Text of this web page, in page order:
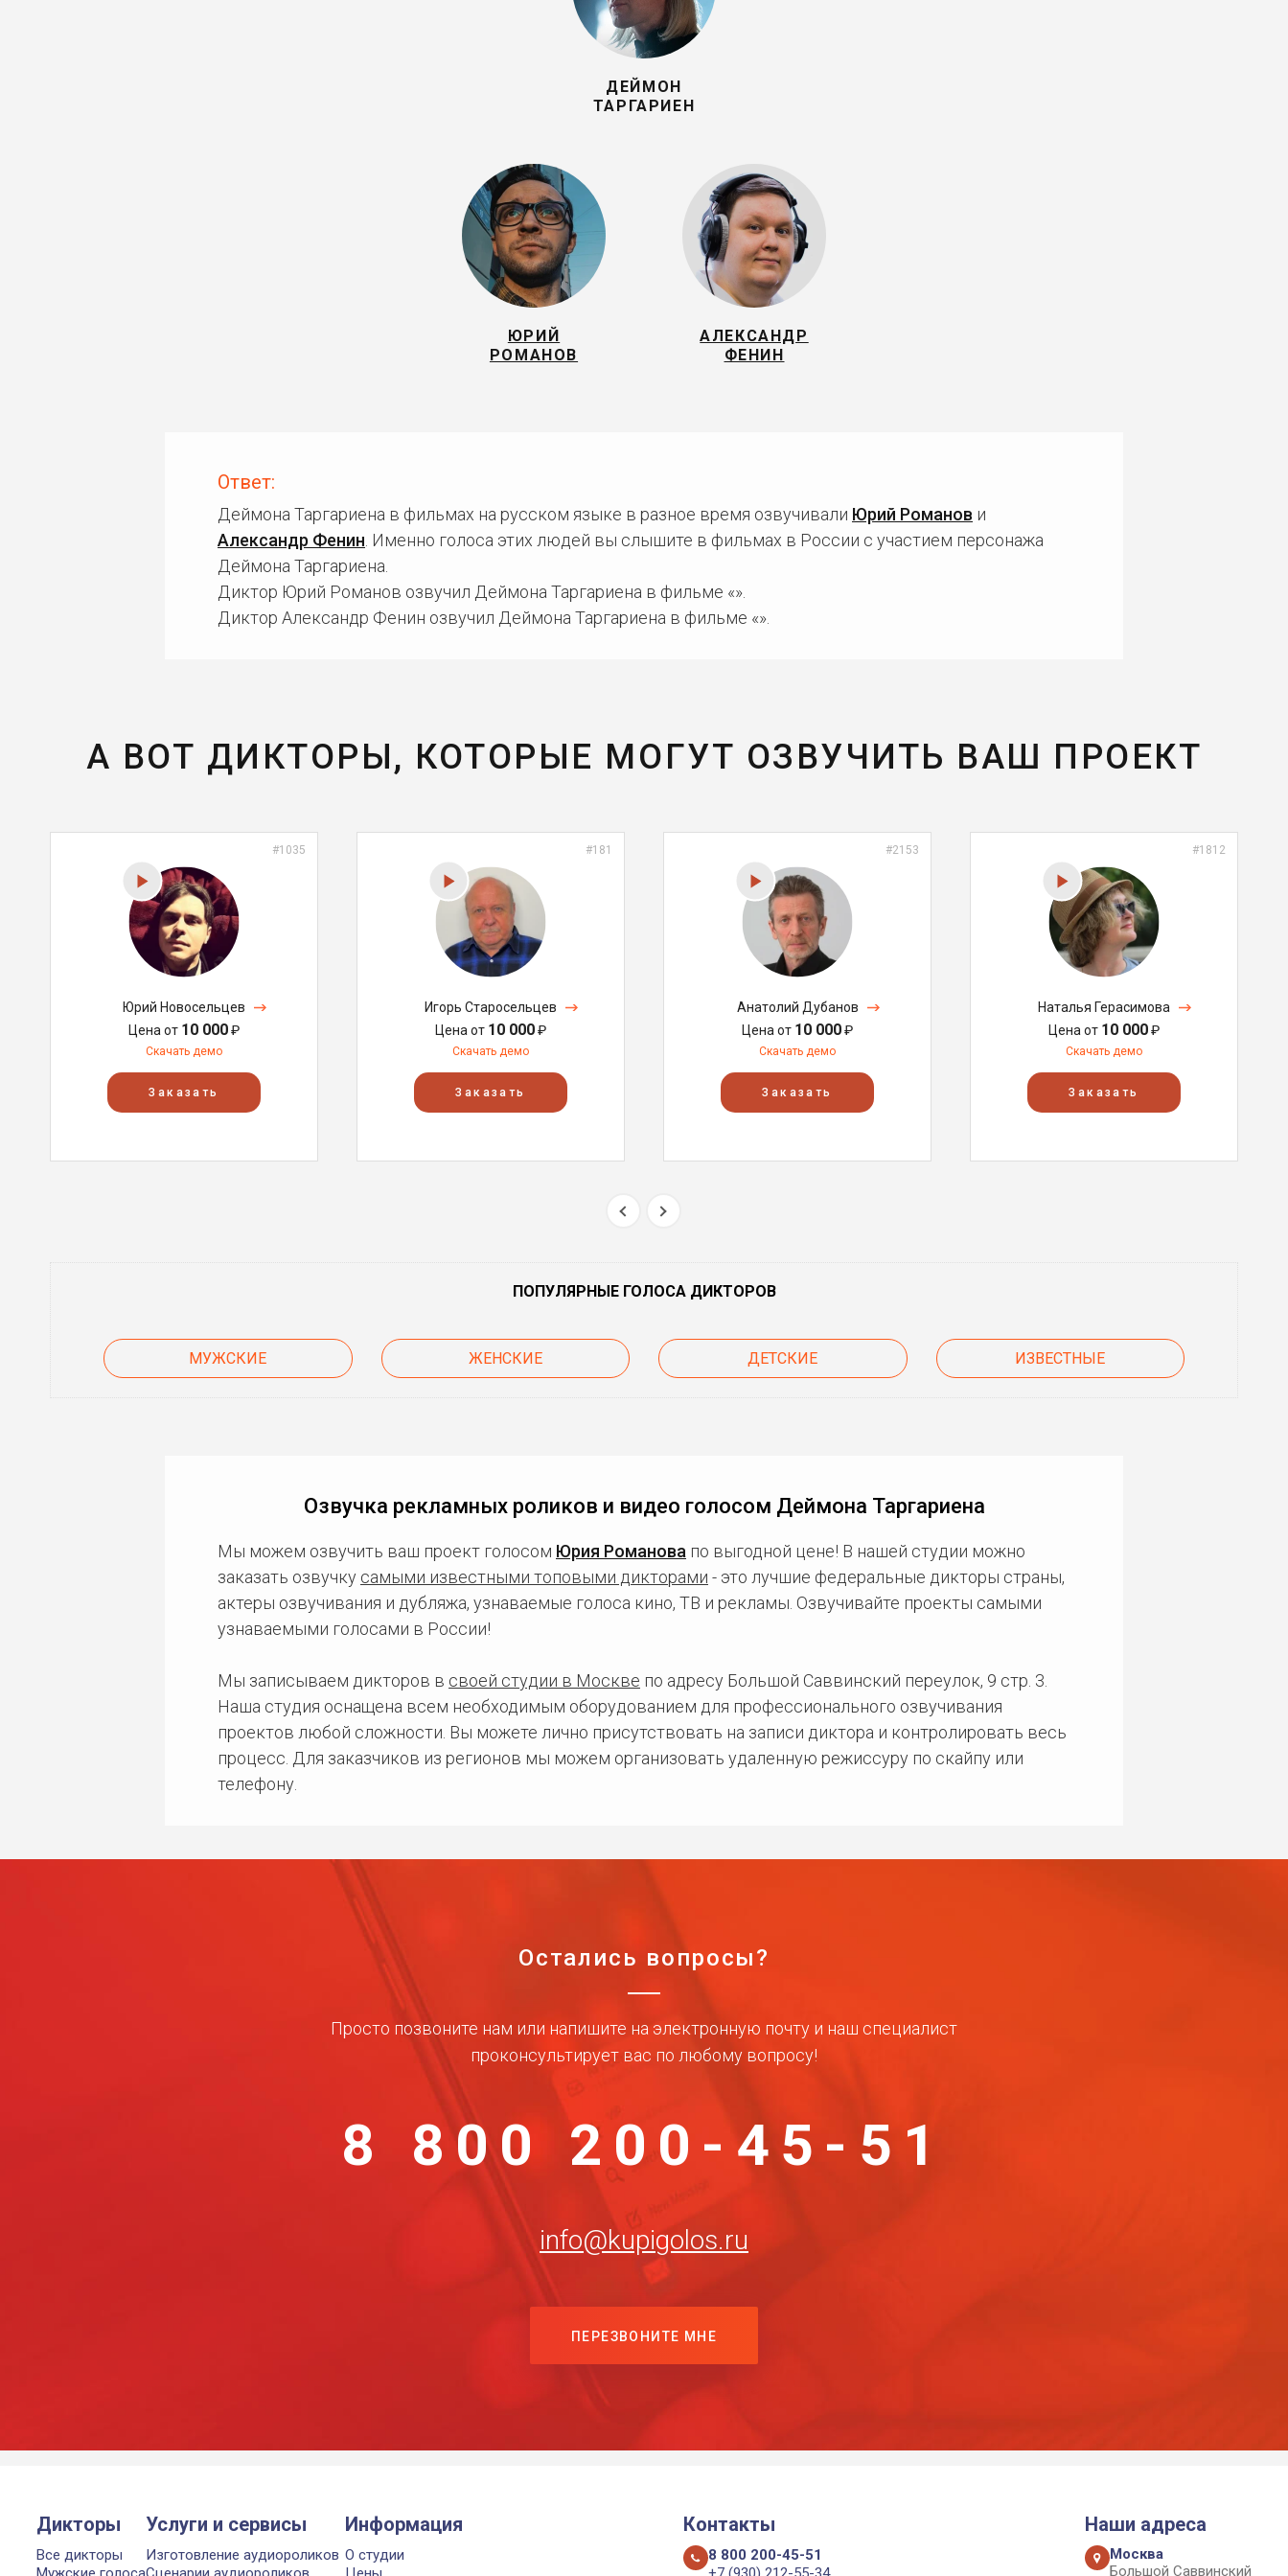
ДЕЙМОН
ТАРГАРИЕН
ЮРИЙ
РОМАНОВ
АЛЕКСАНДР
ФЕНИН
Ответ:
Деймона Таргариена в фильмах на русском языке в разное время озвучивали Юрий Романов и
Александр Фенин . Именно голоса этих людей вы слышите в фильмах в России с участием персонажа
Деймона Таргариена.
Диктор Юрий Романов озвучил Деймона Таргариена в фильме «».
Диктор Александр Фенин озвучил Деймона Таргариена в фильме «».
А ВОТ ДИКТОРЫ, КОТОРЫЕ МОГУТ ОЗВУЧИТЬ ВАШ ПРОЕКТ
#1035
Юрий Новосельцев
Цена от 10 000₽
Скачать демо
Заказать
#181
Игорь Старосельцев
Цена от 10 000₽
Скачать демо
Заказать
#2153
Анатолий Дубанов
Цена от 10 000₽
Скачать демо
Заказать
#1812
Наталья Герасимова
Цена от 10 000₽
Скачать демо
Заказать
ПОПУЛЯРНЫЕ ГОЛОСА ДИКТОРОВ
МУЖСКИЕ ЖЕНСКИЕ ДЕТСКИЕ ИЗВЕСТНЫЕ
Озвучка рекламных роликов и видео голосом Деймона Таргариена
Мы можем озвучить ваш проект голосом Юрия Романова по выгодной цене! В нашей студии можно
заказать озвучку самыми известными топовыми дикторами - это лучшие федеральные дикторы страны,
актеры озвучивания и дубляжа, узнаваемые голоса кино, ТВ и рекламы. Озвучивайте проекты самыми
узнаваемыми голосами в России!
Мы записываем дикторов в своей студии в Москве по адресу Большой Саввинский переулок, 9 стр. 3.
Наша студия оснащена всем необходимым оборудованием для профессионального озвучивания
проектов любой сложности. Вы можете лично присутствовать на записи диктора и контролировать весь
процесс. Для заказчиков из регионов мы можем организовать удаленную режиссуру по скайпу или
телефону.
Остались вопросы?
Просто позвоните нам или напишите на электронную почту и наш специалист
проконсультирует вас по любому вопросу!
8 800 200-45-51
info@kupigolos.ru
ПЕРЕЗВОНИТЕ МНЕ
Дикторы
Все дикторы
Услуги и сервисы
Изготовление аудиороликов
Информация
О студии
Контакты
8 800 200-45-51
Наши адреса
Москва
Большой Саввинский